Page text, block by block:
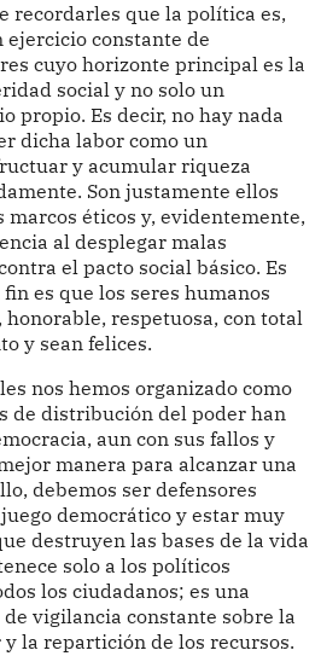
recordarles que la política es,
constante de
cuyo horizonte principal es la
social y no solo un
propio. Es decir, no hay nada
dicha labor como un
y acumular riqueza
Son justamente ellos
éticos y, evidentemente,
al desplegar malas
el pacto social básico. Es
es que los seres humanos
respetuosa, con total
y sean felices.
nos hemos organizado como
de distribución del poder han
aun con sus fallos y
manera para alcanzar una
debemos ser defensores
democrático y estar muy
destruyen las bases de la vida
solo a los políticos
los ciudadanos; es una
vigilancia constante sobre la
la repartición de los recursos.